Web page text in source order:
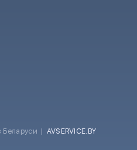
Беларуси | AVSERVICE.BY